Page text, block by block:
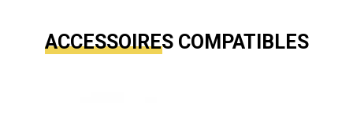
ACCESSOIRES COMPATIBLES